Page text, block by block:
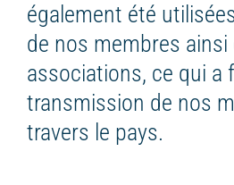
également été
de nos membres ainsi
associations, ce qui a
transmission de nos
travers le pays.